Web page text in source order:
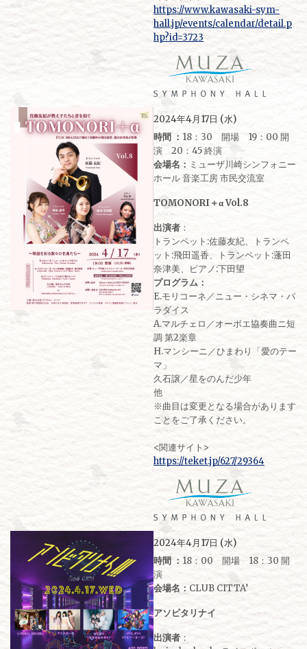
https://www.kawasaki-sym-
hall.jp/events/calendar/detail.p
hp?id=3723
2024年4月17日 (水)
時間 ： 18：30 開場 19：00 開
演 20：45 終演
会場名： ミューザ川崎シンフォニー
ホール 音楽工房 市民交流室
TOMONORI＋α Vol.8
出演者 ：
トランペット:佐藤友紀、トランペ
ット:飛田遥香、トランペット:蓬田
奈津美、ピアノ:下田望
プログラム：
E.モリコーネ／ニュー・シネマ・パ
ラダイス
A.マルチェロ／オーボエ協奏曲ニ短
調 第2楽章
H.マンシーニ／ひまわり「愛のテー
マ」
久石譲／星をのんだ少年
他
※曲目は変更となる場合があります
ことをご了承ください。
<関連サイト>
https://teket.jp/627/29364
2024年4月17日 (水)
時間 ： 18：00 開場 18：30 開
演
会場名： CLUB CITTA’
アソビタリナイ
出演者 ：